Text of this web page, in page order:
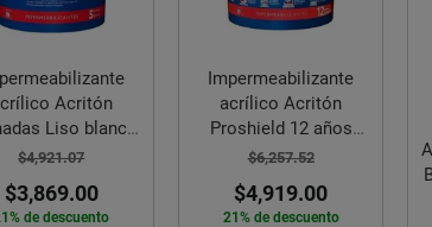
Acritón
Liso blanco
19 l
$4,921.07
$3,869.00
de descuento
Impermeabilizante
acrílico Acritón
Proshield 12 años
blanco 19 L
$6,257.52
$4,919.00
21% de descuento